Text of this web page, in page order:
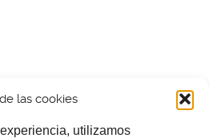
las cookies
utilizamos